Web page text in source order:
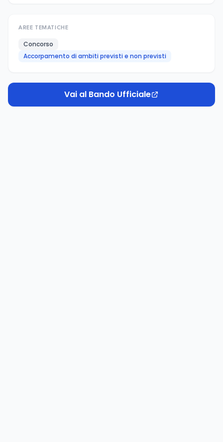
AREE TEMATICHE
Concorso
Accorpamento di ambiti previsti e non previsti
Vai al Bando Ufficiale